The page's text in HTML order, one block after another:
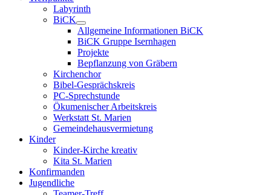
Labyrinth
BiCK
Allgemeine Informationen BiCK
BiCK Gruppe Isernhagen
Projekte
Bepflanzung von Gräbern
Kirchenchor
Bibel-Gesprächskreis
PC-Sprechstunde
Ökumenischer Arbeitskreis
Werkstatt St. Marien
Gemeindehausvermietung
Kinder
Kinder-Kirche kreativ
Kita St. Marien
Konfirmanden
Jugendliche